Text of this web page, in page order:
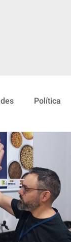
Política
Internacional
Artigos
Sérgio Couto